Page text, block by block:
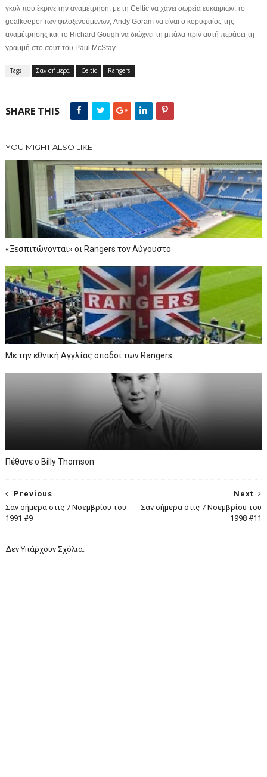
γκολ που έκρινε την αναμέτρηση, με τη Celtic να χάνει σωρεία ευκαιριών, το
goalkeeper των φιλοξενούμενων, Andy Goram να είναι ο κορυφαίος της
αναμέτρησης και το Richard Gough να διώχνει τη μπάλα πριν αυτή περάσει τη
γραμμή στο σουτ του Paul McStay.
Tags : Σαν σήμερα Celtic Rangers
SHARE THIS
YOU MIGHT ALSO LIKE
«Ξεσπιτώνονται» οι Rangers τον Αύγουστο
Με την εθνική Αγγλίας οπαδοί των Rangers
Πέθανε ο Billy Thomson
Next
Σαν σήμερα στις 7 Νοεμβρίου του
1998 #11
Previous
Σαν σήμερα στις 7 Νοεμβρίου του
1991 #9
Δεν Υπάρχουν Σχόλια: